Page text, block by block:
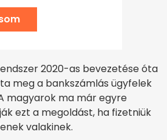
2020-as bevezetése óta
meg a bankszámlás ügyfelek
magyarok ma már egyre
ezt a megoldást, ha fizetniük
valakinek.